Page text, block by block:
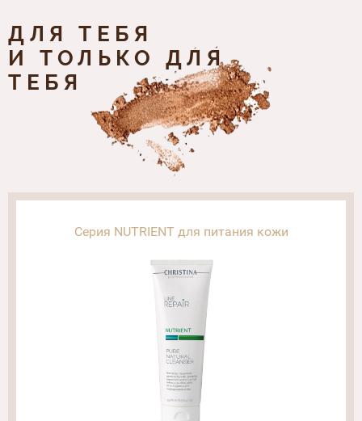
ДЛЯ ТЕБЯ
И ТОЛЬКО ДЛЯ
ТЕБЯ
Серия NUTRIENT для питания кожи